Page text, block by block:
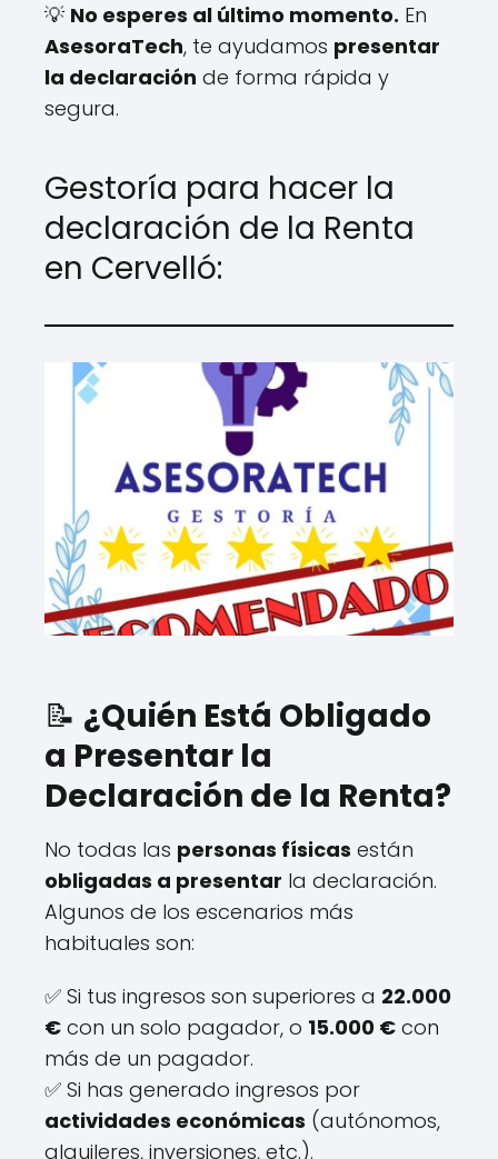
💡 No esperes al último momento. En
AsesoraTech, te ayudamos presentar
la declaración de forma rápida y
segura.
Gestoría para hacer la
declaración de la Renta
en Cervelló:
📝 ¿Quién Está Obligado
a Presentar la
Declaración de la Renta?
No todas las personas físicas están
obligadas a presentar la declaración.
Algunos de los escenarios más
habituales son:
✅ Si tus ingresos son superiores a 22.000
€ con un solo pagador, o 15.000 € con
más de un pagador.
✅ Si has generado ingresos por
actividades económicas (autónomos,
alquileres, inversiones, etc.).